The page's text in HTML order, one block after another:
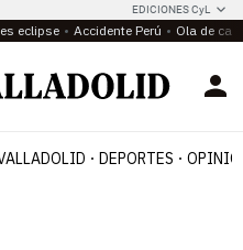
EDICIONES CyL
eclipse Accidente Perú Ola de
DEPORTES